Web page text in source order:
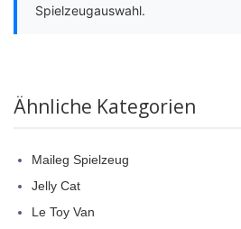
Spielzeugauswahl.
Ähnliche Kategorien
Maileg Spielzeug
Jelly Cat
Le Toy Van